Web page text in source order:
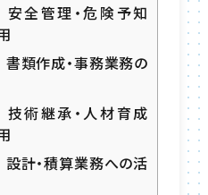
安全管理・危険予知
書類作成・事務業務の
技術継承・人材育成
設計・積算業務への活